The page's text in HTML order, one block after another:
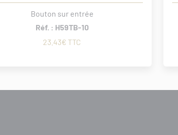
Bouton sur entrée
Réf. : H59TB-10
23.43€ TTC